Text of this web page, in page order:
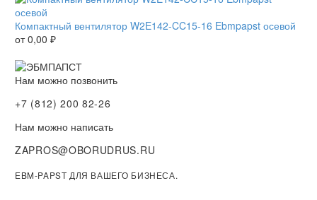
Компактный вентилятор W2E142-CC15-16 Ebmpapst осевой
от0,00 ₽
Нам можно позвонить
+7 (812) 200 82-26
Нам можно написать
ZAPROS@OBORUDRUS.RU
EBM-PAPST ДЛЯ ВАШЕГО БИЗНЕСА.